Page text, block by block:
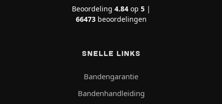
Beoordeling 4.84op 5|
66473beoordelingen
SNELLE LINKS
Bandengarantie
Bandenhandleiding